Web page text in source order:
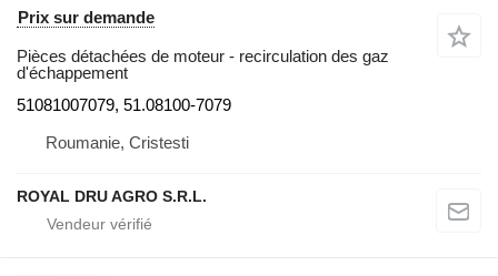
Prix sur demande
Pièces détachées de moteur - recirculation des gaz
d'échappement
51081007079, 51.08100-7079
Roumanie, Cristesti
ROYAL DRU AGRO S.R.L.